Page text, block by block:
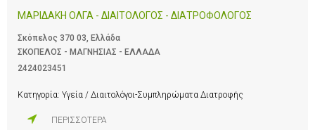
ΜΑΡΙΔΑΚΗ ΟΛΓΑ - ΔΙΑΙΤΟΛΟΓΟΣ - ΔΙΑΤΡΟΦΟΛΟΓΟΣ
Σκόπελος 370 03, Ελλάδα
ΣΚΟΠΕΛΟΣ - ΜΑΓΝΗΣΙΑΣ - ΕΛΛΑΔΑ
2424023451
Κατηγορία: Υγεία / Διαιτολόγοι-Συμπληρώματα Διατροφής
ΠΕΡΙΣΣΟΤΕΡΑ